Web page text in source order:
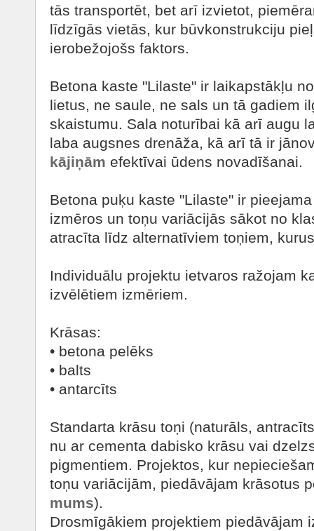
tās transportēt, bet arī izvietot,
līdzīgās vietās, kur būvkonstrukciju
ierobežojošs faktors.
Betona kaste "Lilaste" ir laikapstākļu
lietus, ne saule, ne sals un tā gadiem
skaistumu. Sala noturībai kā arī augu
laba augsnes drenāža, kā arī tā ir
kājiņām efektīvai ūdens novadīšanai.
Betona puķu kaste "Lilaste" ir
izmēros un toņu variācijās sākot no
atracīta līdz alternatīviem toņiem,
Individuālu projektu ietvaros ražojam
izvēlētiem izmēriem.
Krāsas:
• betona pelēks
• balts
• antarcīts
Standarta krāsu toņi (naturāls,
nu ar cementa dabisko krāsu vai
pigmentiem. Projektos, kur
toņu variācijām, piedāvājam krāsotus
mums).
Drosmīgākiem projektiem piedāvājam